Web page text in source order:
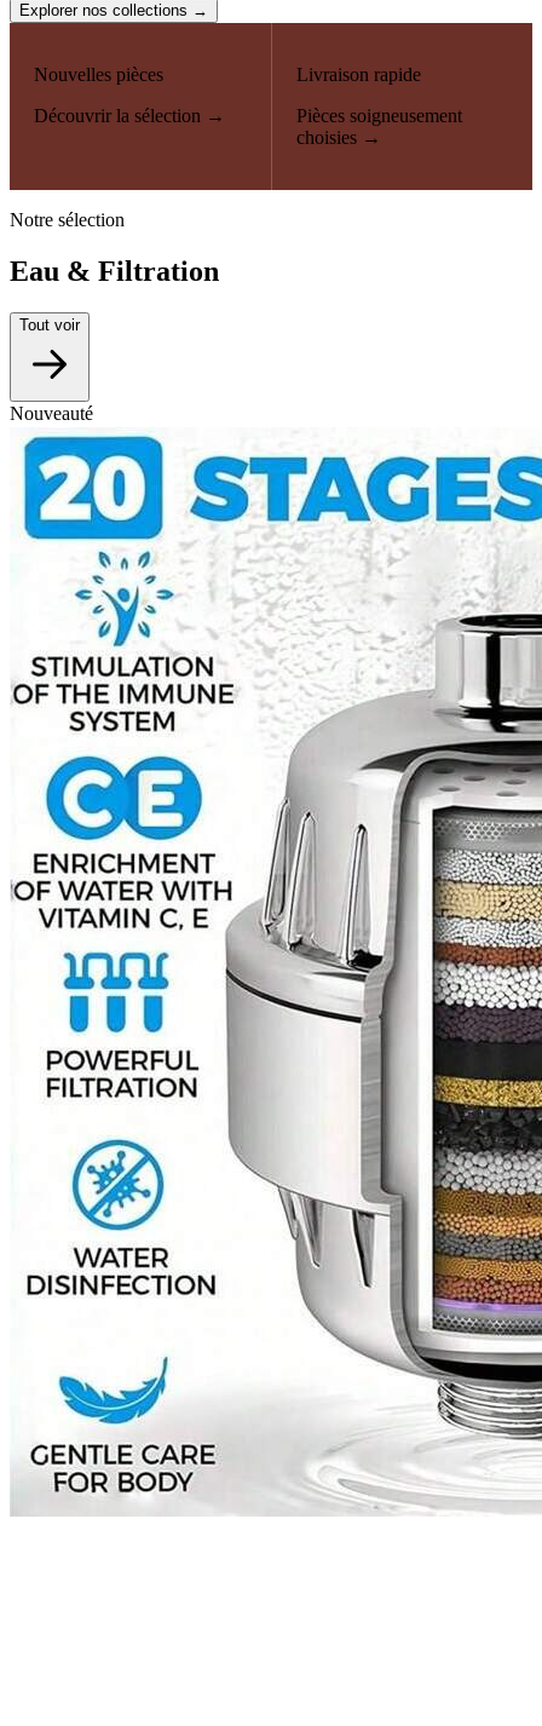
Explorer nos collections →
Nouvelles pièces
Découvrir la sélection →
Livraison rapide
Pièces soigneusement
choisies →
Notre sélection
Eau & Filtration
Tout voir
Nouveauté